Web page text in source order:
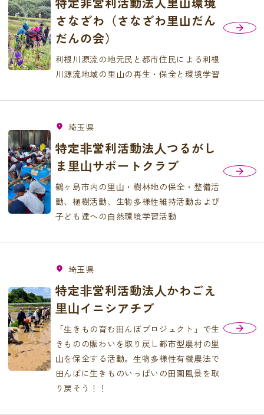
さなざわ（さなざわ里山だん
だんの会）
利根川源流の地元民と都市住民による利根
川源流地域の里山の再生・保全と環境学習
fmd_good 埼玉県
特定⾮営利活動法⼈つるがし
ま⾥⼭サポートクラブ
鶴ヶ島市内の⾥⼭・樹林地の保全・整備活
動、植樹活動、生物多様性維持活動および
⼦ども達への⾃然環境学習活動
fmd_good 埼玉県
特定⾮営利活動法⼈かわごえ
⾥⼭イニシアチブ
「⽣きもの育む⽥んぼプロジェクト」で生
きものの賑わいを取り戻し都市型農村の⾥
⼭を保全する活動。⽣物多様性有機農法で
田んぼに生きものいっぱいの⽥園⾵景を取
り戻そう！！